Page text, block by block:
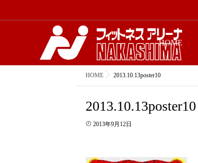
HOME
HOME 2013.10.13poster10
2013.10.13poster10
2013年9月12日